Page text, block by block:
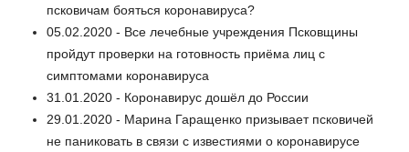
псковичам бояться коронавируса?
05.02.2020 - Все лечебные учреждения Псковщины
пройдут проверки на готовность приёма лиц с
симптомами коронавируса
31.01.2020 - Коронавирус дошёл до России
29.01.2020 - Марина Гаращенко призывает псковичей
не паниковать в связи с известиями о коронавирусе